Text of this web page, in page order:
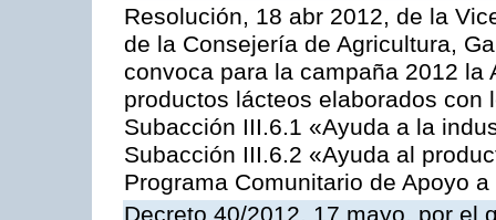
Resolución, 18 abr 2012, de la
de la Consejería de Agricultura,
convoca para la campaña 2012
productos lácteos elaborados
Subacción III.6.1 «Ayuda a la
Subacción III.6.2 «Ayuda al
Programa Comunitario de Apoyo